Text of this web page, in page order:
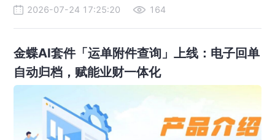
2026-07-24 17:25:20 164
金蝶AI套件「运单附件查询」上线：电子回单
自动归档，赋能业财一体化